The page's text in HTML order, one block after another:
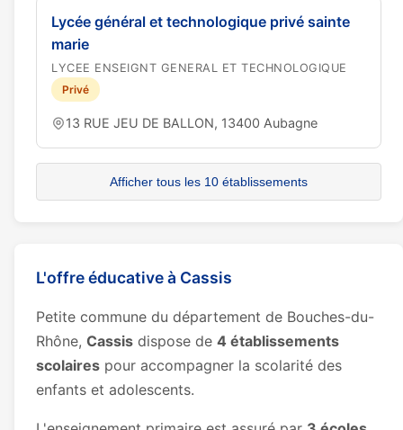
Lycée général et technologique privé sainte
marie
LYCEE ENSEIGNT GENERAL ET TECHNOLOGIQUE
Privé
13 RUE JEU DE BALLON, 13400 Aubagne
Afficher tous les 10 établissements
L'offre éducative à Cassis
Petite commune du département de Bouches-du-
Rhône, Cassis dispose de 4 établissements
scolaires pour accompagner la scolarité des
enfants et adolescents.